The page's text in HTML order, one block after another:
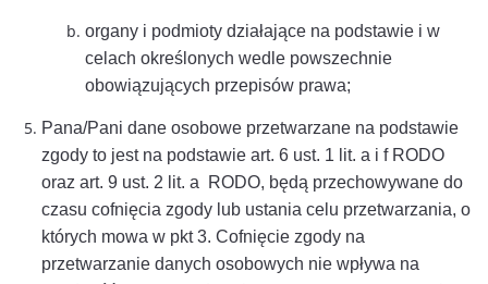
organy i podmioty działające na podstawie i w
celach określonych wedle powszechnie
obowiązujących przepisów prawa;
Pana/Pani dane osobowe przetwarzane na podstawie
zgody to jest na podstawie art. 6 ust. 1 lit. a i f RODO
oraz art. 9 ust. 2 lit. a RODO, będą przechowywane do
czasu cofnięcia zgody lub ustania celu przetwarzania, o
których mowa w pkt 3. Cofnięcie zgody na
przetwarzanie danych osobowych nie wpływa na